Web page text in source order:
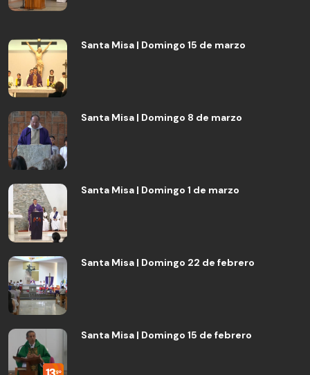
Santa Misa | Domingo 15 de marzo
Santa Misa | Domingo 8 de marzo
Santa Misa | Domingo 1 de marzo
Santa Misa | Domingo 22 de febrero
Santa Misa | Domingo 15 de febrero